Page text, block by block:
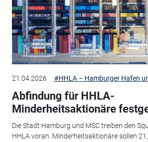
21.04.2026 #HHLA – Hamburger Hafen
Abfindung für HHLA-
Minderheitsaktionäre
Die Stadt Hamburg und MSC treiben den
HHLA voran. Minderheitsaktionäre sollen